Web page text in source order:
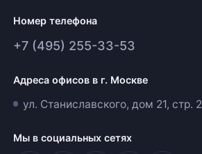
Номер телефона
+7 (495) 255-33-53
Адреса офисов в г. Москве
ул. Станиславского, дом 21, стр. 2
Мы в социальных сетях